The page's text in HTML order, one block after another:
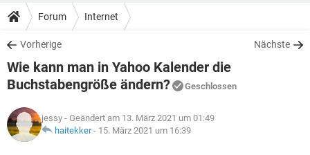
ANDROID
WINDOWS 10
WHATSAPP TIKTOK
FACEBOOK HARDWARE
TIPPS & TRICKS
SPIELE
WINDOWS 10 INSTAGRAM
FACEBOOK HARDWARE
DOWNLOADS
SPIELE STREAMING
ANDROID IOS
WINDOWS 10 INSTAGRAM
WHATSAPP
FORUM
ANDROID IOS
LEXIKON
SPIELE
Forum Internet
Vorherige Nächste
Wie kann man in Yahoo Kalender die
Buchstabengröße ändern?
Geschlossen
jessy - Geändert am 13. März 2021 um 01:49
haitekker- 15. März 2021 um 16:39